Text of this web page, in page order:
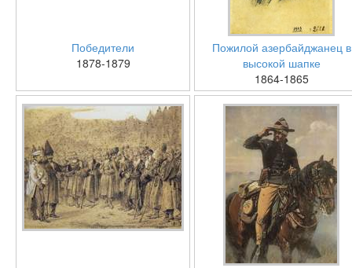
Победители
1878-1879
Пожилой азербайджанец в
высокой шапке
1864-1865